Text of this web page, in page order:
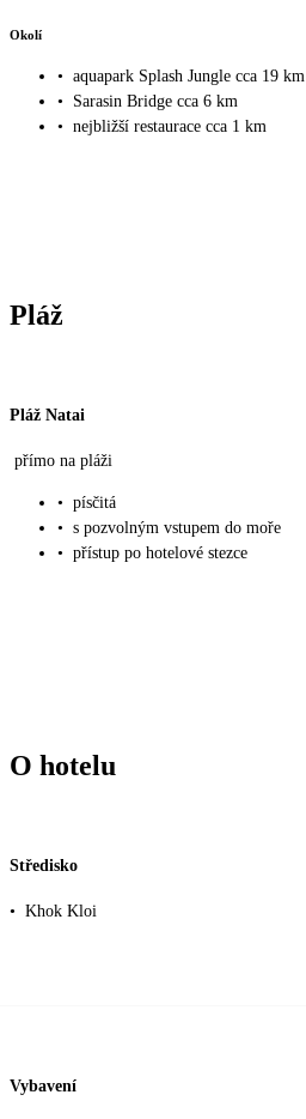
Okolí
• aquapark Splash Jungle cca 19 km
•
Sarasin Bridge cca 6 km
• nejbližší restaurace cca 1 km
Pláž
Pláž Natai
přímo na pláži
• písčitá
• s pozvolným vstupem do moře
• přístup po hotelové stezce
O hotelu
Středisko
• Khok Kloi
Vybavení